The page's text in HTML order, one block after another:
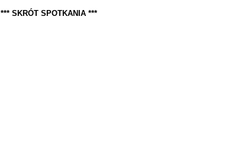
*** SKRÓT SPOTKANIA ***